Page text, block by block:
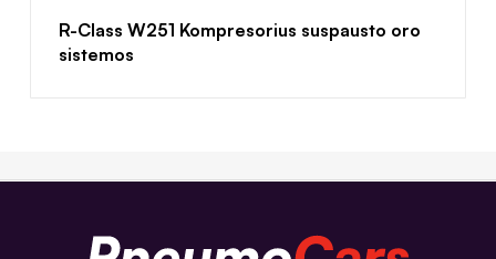
R-Class W251 Kompresorius suspausto oro
sistemos